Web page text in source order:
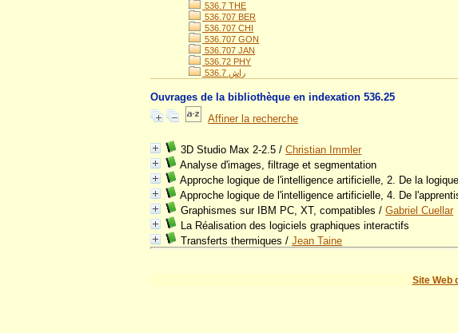
536.7 THE
536.707 BER
536.707 CHI
536.707 GON
536.707 JAN
536.72 PHY
536.راش 7
Ouvrages de la bibliothèque en indexation 536.25
Affiner la recherche
3D Studio Max 2-2.5 /Christian Immler
Analyse d'images, filtrage et segmentation
Approche logique de l'intelligence artificielle, 2. De la
Approche logique de l'intelligence artificielle, 4. De
Graphismes sur IBM PC, XT, compatibles /Gabriel Cuellar
La Réalisation des logiciels graphiques interactifs
Transferts thermiques /Jean Taine
Site Web